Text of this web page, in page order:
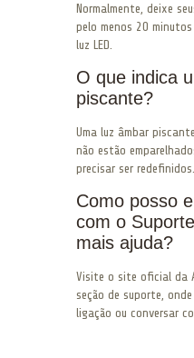
Normalmente, deixe
pelo menos 20
luz LED.
O que indica
piscante?
Uma luz âmbar
não estão
precisar ser redefinidos.
Como posso
com o
mais ajuda?
Visite o site oficial da
seção de suporte,
ligação ou conversar